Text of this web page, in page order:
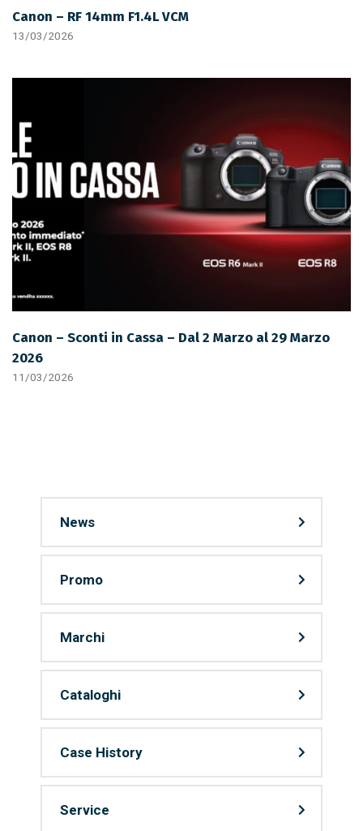
Canon – RF 14mm F1.4L VCM
13/03/2026
Canon – Sconti in Cassa – Dal 2 Marzo al 29 Marzo
2026
11/03/2026
News
Promo
Marchi
Cataloghi
Case History
Service